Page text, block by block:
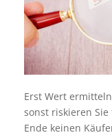
Erst Wert
sonst riskieren
Ende keinen